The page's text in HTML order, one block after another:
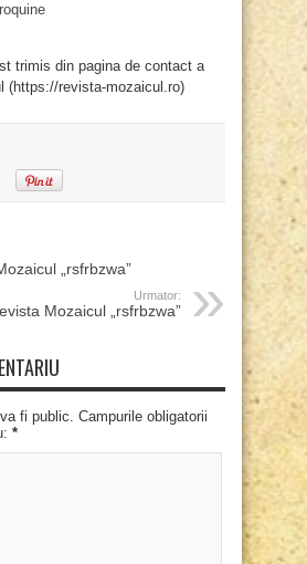
trimis din pagina de contact a
(https://revista-mozaicul.ro)
„rsfrbzwa”
Urmator:
Mozaicul „rsfrbzwa”
fi public. Campurile obligatorii
*